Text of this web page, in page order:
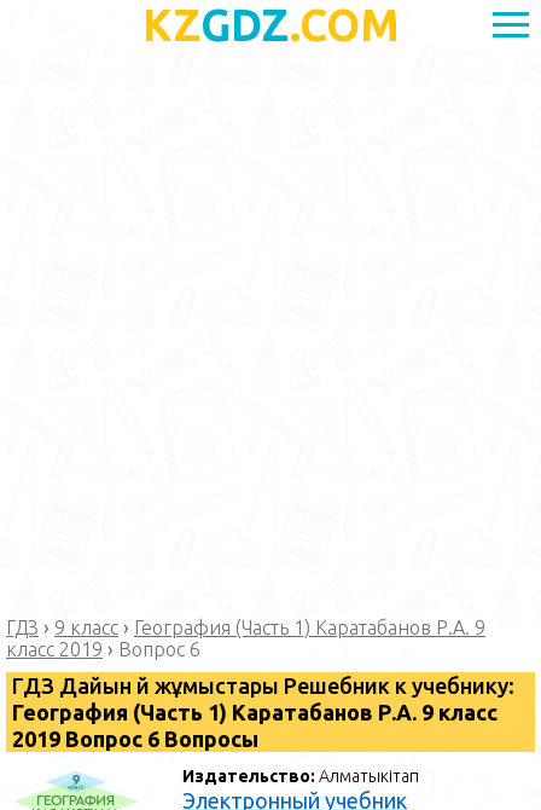
KZGDZ.COM
ГДЗ › 9 класс › География (Часть 1) Каратабанов Р.А. 9
класс 2019 › Вопрос 6
ГДЗ Дайын үй жұмыстары Решебник к учебнику:
География (Часть 1) Каратабанов Р.А. 9 класс
2019 Вопрос 6 Вопросы
Издательство:Алматыкітап
Электронный учебник